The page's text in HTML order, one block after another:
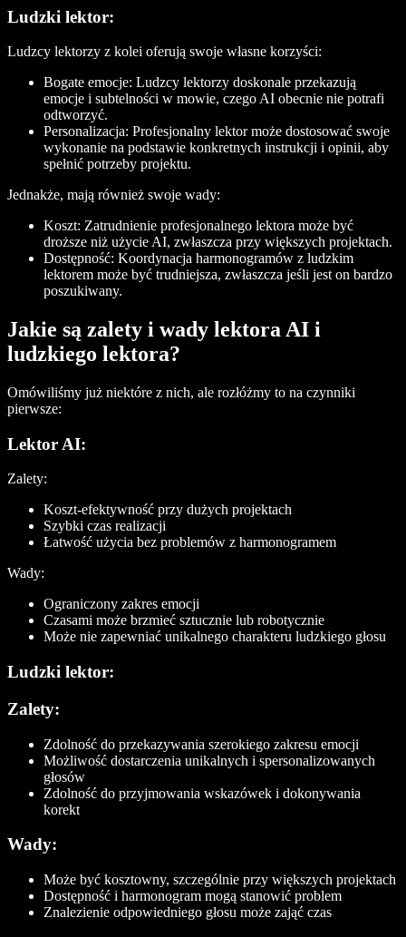
Ludzki lektor:
Ludzcy lektorzy z kolei oferują swoje własne korzyści:
Bogate emocje: Ludzcy lektorzy doskonale przekazują
emocje i subtelności w mowie, czego AI obecnie nie potrafi
odtworzyć.
Personalizacja: Profesjonalny lektor może dostosować swoje
wykonanie na podstawie konkretnych instrukcji i opinii, aby
spełnić potrzeby projektu.
Jednakże, mają również swoje wady:
Koszt: Zatrudnienie profesjonalnego lektora może być
droższe niż użycie AI, zwłaszcza przy większych projektach.
Dostępność: Koordynacja harmonogramów z ludzkim
lektorem może być trudniejsza, zwłaszcza jeśli jest on bardzo
poszukiwany.
Jakie są zalety i wady lektora AI i
ludzkiego lektora?
Omówiliśmy już niektóre z nich, ale rozłóżmy to na czynniki
pierwsze:
Lektor AI:
Zalety:
Koszt-efektywność przy dużych projektach
Szybki czas realizacji
Łatwość użycia bez problemów z harmonogramem
Wady:
Ograniczony zakres emocji
Czasami może brzmieć sztucznie lub robotycznie
Może nie zapewniać unikalnego charakteru ludzkiego głosu
Ludzki lektor:
Zalety:
Zdolność do przekazywania szerokiego zakresu emocji
Możliwość dostarczenia unikalnych i spersonalizowanych
głosów
Zdolność do przyjmowania wskazówek i dokonywania
korekt
Wady:
Może być kosztowny, szczególnie przy większych projektach
Dostępność i harmonogram mogą stanowić problem
Znalezienie odpowiedniego głosu może zająć czas